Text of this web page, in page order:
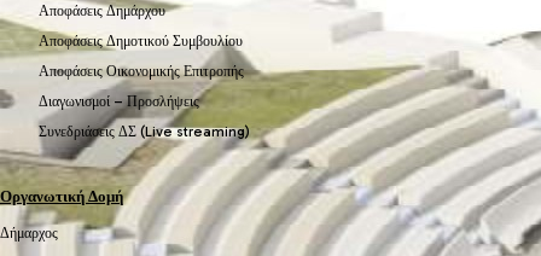
Αποφάσεις Δημάρχου
Αποφάσεις Δημοτικού Συμβουλίου
Αποφάσεις Οικονομικής Επιτροπής
Διαγωνισμοί – Προσλήψεις
Συνεδριάσεις ΔΣ (Live streaming)
Οργανωτική Δομή
Δήμαρχος